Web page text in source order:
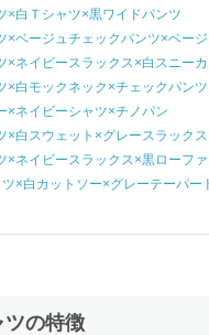
×白Ｔシャツ×黒ワイドパンツ
×ベージュチェックパンツ×ベー
×ネイビースラックス×白スニー
×白モックネック×チェックパンツ
×ネイビーシャツ×チノパン
×白スウェット×グレースラックス
×ネイビースラックス×黒ローフ
×白カットソー×グレーテーパー
ツの特徴